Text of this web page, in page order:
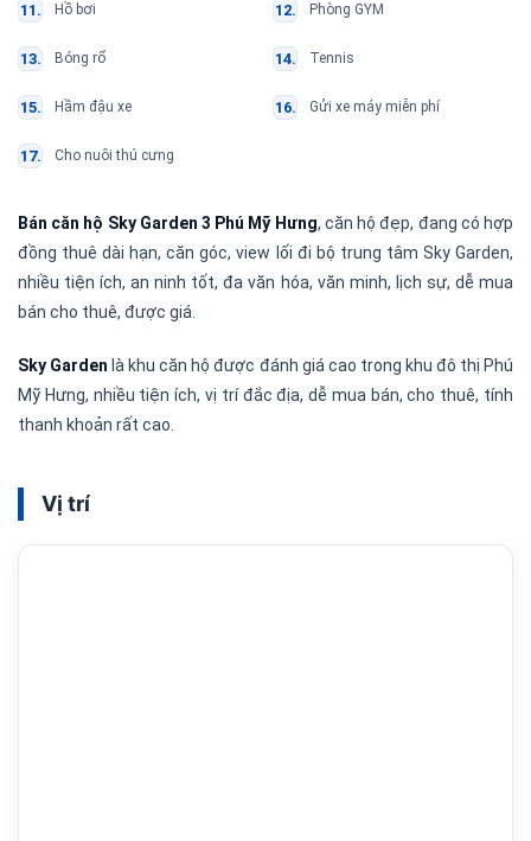
Hồ bơi Phòng GYM
Bóng rổ Tennis
Hầm đậu xe Gửi xe máy miễn phí
Cho nuôi thú cưng
Bán căn hộ Sky Garden 3 Phú Mỹ Hưng, căn hộ đẹp, đang có hợp
đồng thuê dài hạn, căn góc, view lối đi bộ trung tâm Sky Garden,
nhiều tiện ích, an ninh tốt, đa văn hóa, văn minh, lịch sự, dễ mua
bán cho thuê, được giá.
Sky Garden là khu căn hộ được đánh giá cao trong khu đô thị Phú
Mỹ Hưng, nhiều tiện ích, vị trí đắc địa, dễ mua bán, cho thuê, tính
thanh khoản rất cao.
Vị trí